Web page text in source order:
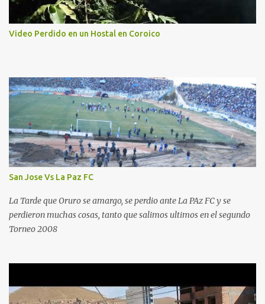
Video Perdido en un Hostal en Coroico
San Jose Vs La Paz FC
La Tarde que Oruro se amargo, se perdio ante La PAz FC y se
perdieron muchas cosas, tanto que salimos ultimos en el segundo
Torneo 2008